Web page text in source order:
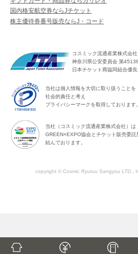
国内格安航空券ならJチケット
株主優待券番号販売ならJ・コード
コスミック流通産業株式会社
神奈川県公安委員会 第
日本チケット商協同組合優
当社は個人情報を大切に取り扱うことを
社会的責任と考え
プライバシーマークを取得しております。
当社（コスミック流通産業株式会社）は
GREEN×EXPO協会とチケット販売委託
結んでおります。
copyright © Cosmic Ryutuu Sangyou LTD.,